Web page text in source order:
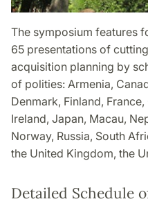
The symposium features
65 presentations of
acquisition planning by
of polities: Armenia,
Denmark, Finland,
Ireland, Japan, Macau,
Norway, Russia, South
the United Kingdom, the
Detailed Schedule